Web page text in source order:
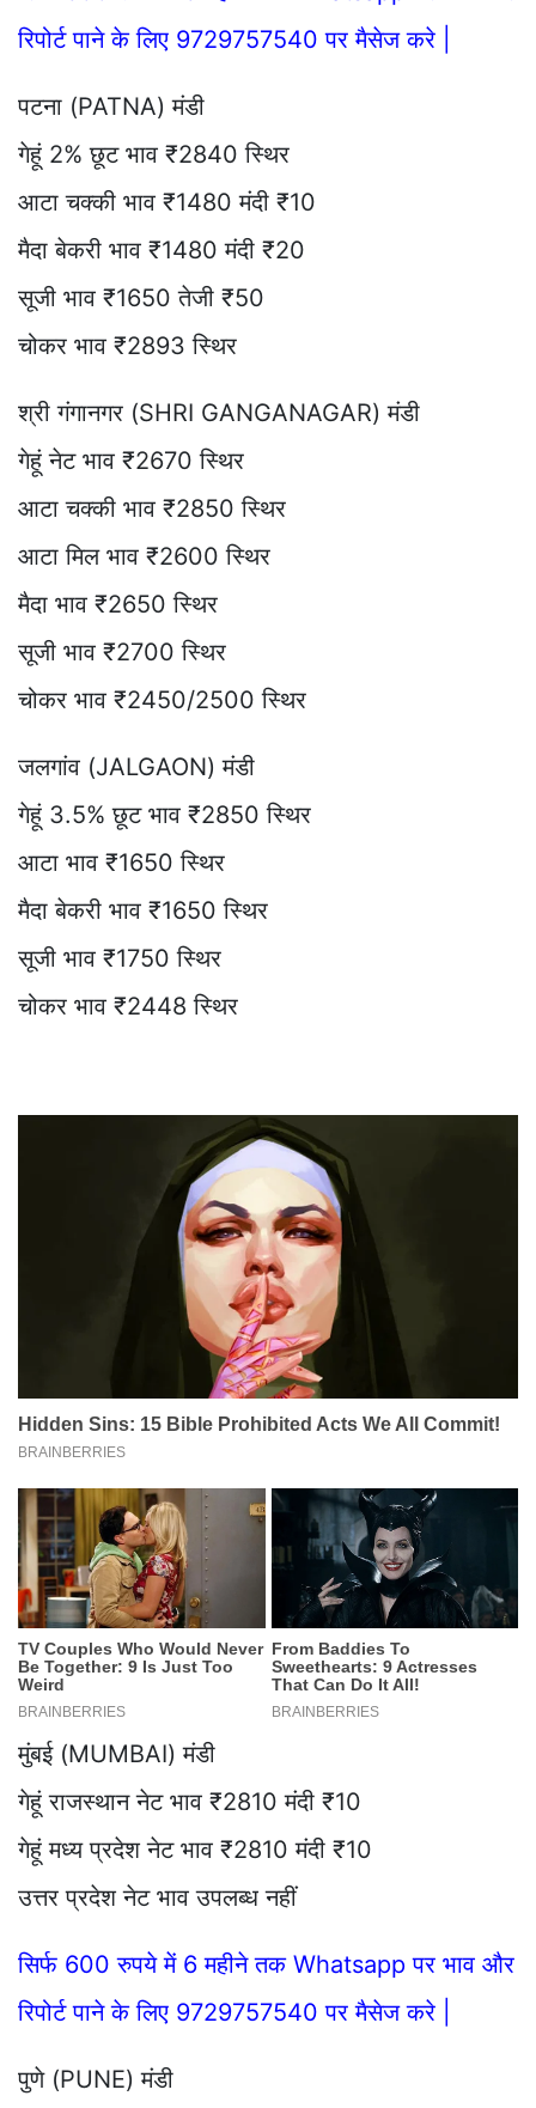
रिपोर्ट पाने के लिए 9729757540 पर मैसेज करे |
पटना (PATNA) मंडी
गेहूं 2% छूट भाव ₹2840 स्थिर
आटा चक्की भाव ₹1480 मंदी ₹10
मैदा बेकरी भाव ₹1480 मंदी ₹20
सूजी भाव ₹1650 तेजी ₹50
चोकर भाव ₹2893 स्थिर
श्री गंगानगर (SHRI GANGANAGAR) मंडी
गेहूं नेट भाव ₹2670 स्थिर
आटा चक्की भाव ₹2850 स्थिर
आटा मिल भाव ₹2600 स्थिर
मैदा भाव ₹2650 स्थिर
सूजी भाव ₹2700 स्थिर
चोकर भाव ₹2450/2500 स्थिर
जलगांव (JALGAON) मंडी
गेहूं 3.5% छूट भाव ₹2850 स्थिर
आटा भाव ₹1650 स्थिर
मैदा बेकरी भाव ₹1650 स्थिर
सूजी भाव ₹1750 स्थिर
चोकर भाव ₹2448 स्थिर
मुंबई (MUMBAI) मंडी
गेहूं राजस्थान नेट भाव ₹2810 मंदी ₹10
गेहूं मध्य प्रदेश नेट भाव ₹2810 मंदी ₹10
उत्तर प्रदेश नेट भाव उपलब्ध नहीं
सिर्फ 600 रुपये में 6 महीने तक Whatsapp पर भाव और
रिपोर्ट पाने के लिए 9729757540 पर मैसेज करे |
पुणे (PUNE) मंडी